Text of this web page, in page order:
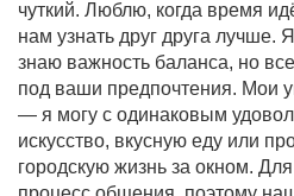
чуткий. Люблю, когда время
нам узнать друг друга лучше.
знаю важность баланса, но
под ваши предпочтения. Мои
— я могу с одинаковым
искусство, вкусную еду или
городскую жизнь за окном.